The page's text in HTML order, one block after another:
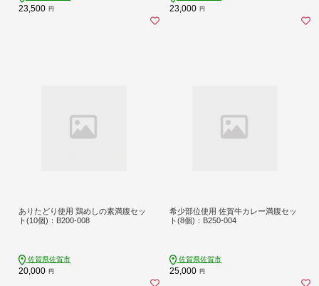
23,500 円 23,000 円
ありたどり使用 鶏めしの素満腹セッ
ト(10個)：B200-008
佐賀県佐賀市
20,000 円
希少部位使用 佐賀牛カレー満腹セッ
ト(8個)：B250-004
佐賀県佐賀市
25,000 円